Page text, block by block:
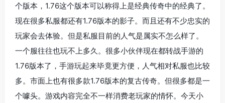
个版本，1.76这个版本可以称得上是经典传奇中的经典了。
现在很多私服都还有1.76版本的影子。而且还有不少忠实的
玩家会去体验。但是私服目前的人气是属实不怎么样了。
一个服往往也玩不上多久。很多小伙伴现在都转战手游的
1.76版本了，手游玩起来毕竟更方便，人气相对私服也比较
多。市面上也有很多款1.76版本的复古传奇。但很多都是一
个噱头。游戏内容完全不一样消费老玩家的情怀。今天小